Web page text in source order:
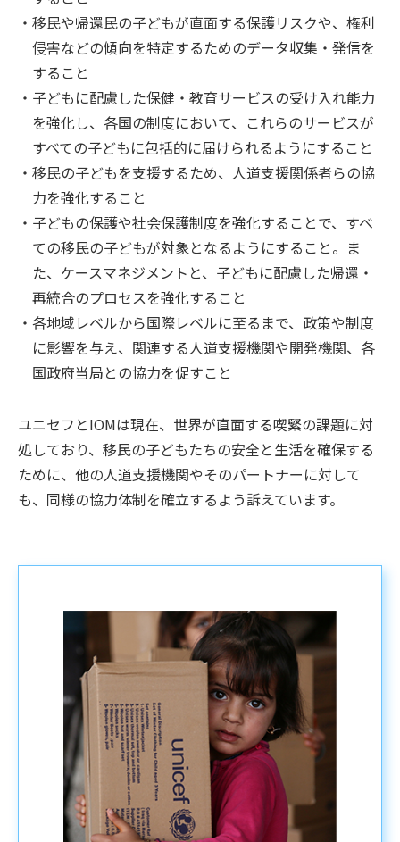
移民や帰還民の子どもが直面する保護リスクや、権利
侵害などの傾向を特定するためのデータ収集・発信を
すること
子どもに配慮した保健・教育サービスの受け入れ能力
を強化し、各国の制度において、これらのサービスが
すべての子どもに包括的に届けられるようにすること
移民の子どもを支援するため、人道支援関係者らの協
力を強化すること
子どもの保護や社会保護制度を強化することで、すべ
ての移民の子どもが対象となるようにすること。ま
た、ケースマネジメントと、子どもに配慮した帰還・
再統合のプロセスを強化すること
各地域レベルから国際レベルに至るまで、政策や制度
に影響を与え、関連する人道支援機関や開発機関、各
国政府当局との協力を促すこと
ユニセフとIOMは現在、世界が直面する喫緊の課題に対
処しており、移民の子どもたちの安全と生活を確保する
ために、他の人道支援機関やそのパートナーに対して
も、同様の協力体制を確立するよう訴えています。